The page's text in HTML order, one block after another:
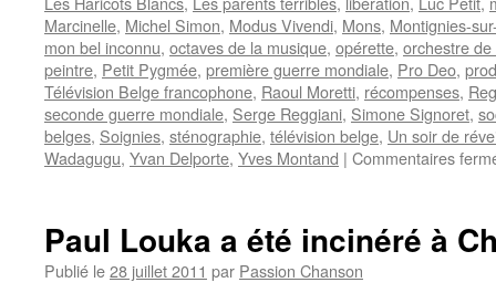
Marcinelle, Michel Simon, Modus Vivendi, Mons, Montignies-
mon bel inconnu, octaves de la musique, opérette, orchestre
peintre, Petit Pygmée, première guerre mondiale, Pro Deo,
Télévision Belge francophone, Raoul Moretti, récompenses,
seconde guerre mondiale, Serge Reggiani, Simone Signoret,
belges, Soignies, sténographie, télévision belge, Un soir de
Wadagugu, Yvan Delporte, Yves Montand | Commentaires
Paul Louka a été incinéré à
Publié le28 juillet 2011 par Passion Chanson